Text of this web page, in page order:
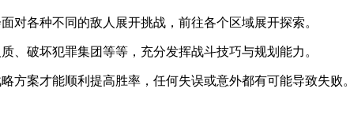
各种不同的敌人展开挑战，前往各个区域展开探索。
破坏犯罪集团等等，充分发挥战斗技巧与规划能力。
案才能顺利提高胜率，任何失误或意外都有可能导致失败。